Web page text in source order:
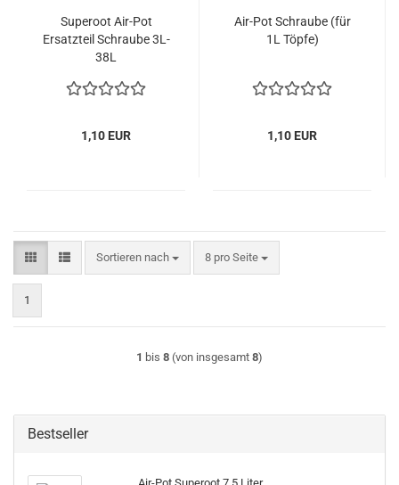
Superoot Air-Pot
Ersatzteil Schraube 3L-
38L
1,10 EUR
Air-Pot Schraube (für
1L Töpfe)
1,10 EUR
Sortieren nach
Sortieren nach 8 pro Seite
pro Seite
1
1 bis 8 (von insgesamt 8)
Bestseller